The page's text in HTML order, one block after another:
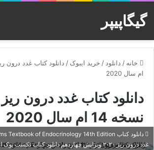
گیگاپیپر
خانه / دانلود / خرید ایبوک /
ام سال 2020
دانلود کتاب غدد درون ریز
نسخه 14 ام سال 2020
غدد درون ریز ۲۰۲۰ ویرایش چهاردهم دانلود کتاب تکست بوک اندوکرینولوژی